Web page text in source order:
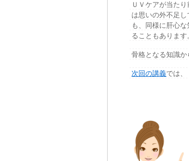
ＵＶケアが当た
は思いの外不足
も、同様に肝心
ることもあります
骨格となる知識か
次回の講義では、